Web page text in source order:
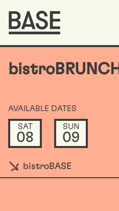
bistroBRUNCH
AVAILABLE DATES
SAT
08
SUN
09
bistroBASE